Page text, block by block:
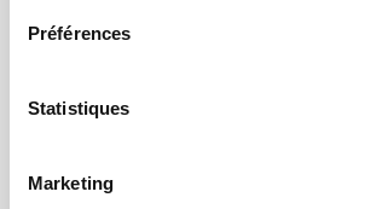
Préférences
Statistiques
Marketing